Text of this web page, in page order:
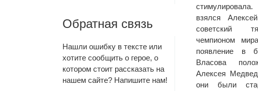
стимулировала.
взялся
советский
чемпионом
появление в
Власова
Алексея
они были
Обратная связь
Нашли ошибку в тексте или
хотите сообщить о герое, о
котором стоит рассказать на
нашем сайте? Напишите нам!